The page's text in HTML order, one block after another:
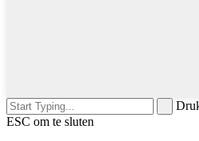
ESC om te sluten